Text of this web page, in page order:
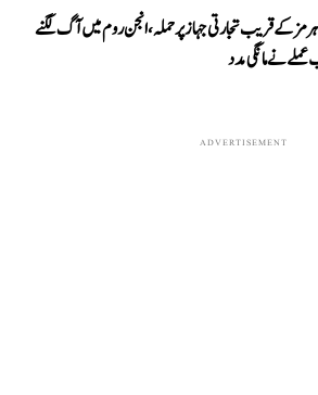
کے قریب تجارتی جہاز پر حملہ، انجن روم میں آگ لگنے
نے مانگی مدد
ADVERTISEMENT